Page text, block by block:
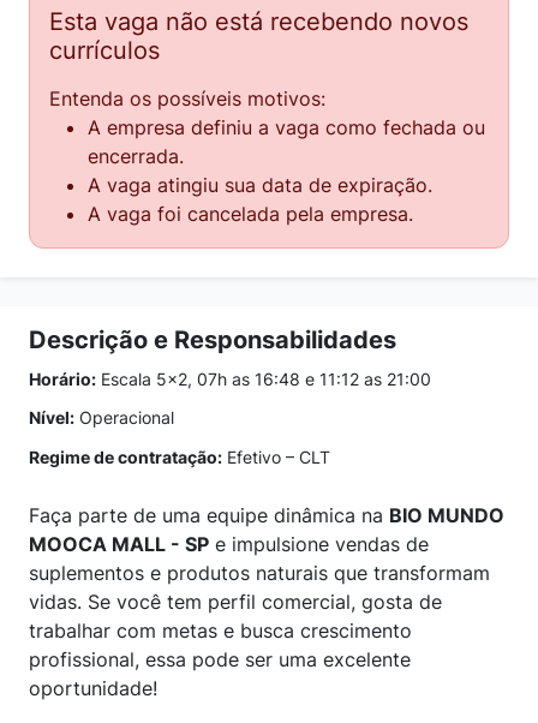
Esta vaga não está recebendo novos
currículos
Entenda os possíveis motivos:
A empresa definiu a vaga como fechada ou
encerrada.
A vaga atingiu sua data de expiração.
A vaga foi cancelada pela empresa.
Descrição e Responsabilidades
Horário: Escala 5x2, 07h as 16:48 e 11:12 as 21:00
Nível: Operacional
Regime de contratação: Efetivo – CLT
Faça parte de uma equipe dinâmica na BIO MUNDO
MOOCA MALL - SP e impulsione vendas de
suplementos e produtos naturais que transformam
vidas. Se você tem perfil comercial, gosta de
trabalhar com metas e busca crescimento
profissional, essa pode ser uma excelente
oportunidade!